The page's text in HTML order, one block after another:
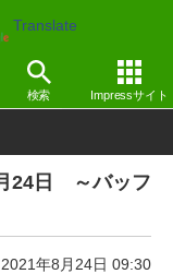
Translate
検索 Impressサイト
デート
24日 ～バッフ
2021年8月24日 09:30